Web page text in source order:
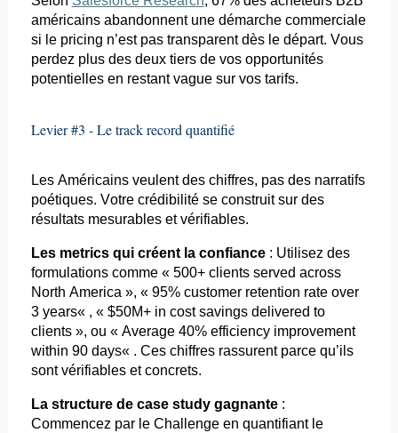
américains abandonnent une démarche commerciale
si le pricing n’est pas transparent dès le départ. Vous
perdez plus des deux tiers de vos opportunités
potentielles en restant vague sur vos tarifs.
Levier #3 - Letrackrecord quantifié
Les Américains veulent des chiffres, pas des narratifs
poétiques. Votre crédibilité se construit sur des
résultats mesurables et vérifiables.
Les metricsqui créent la confiance: Utilisez des
formulations comme « 500+ clients served across
North America », « 95% customer retention rate over
3 years« , « $50M+ in cost savings delivered to
clients », ou « Average40% efficiency improvement
within 90 days« . Ces chiffres rassurent parce qu’ils
sont vérifiables et concrets.
La structure de case studygagnante:
Commencez par le Challenge en quantifiant le